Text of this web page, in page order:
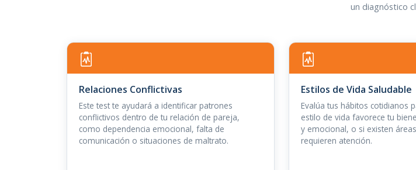
un diagnóstico
Relaciones Conflictivas
Este test te ayudará a identificar patrones
conflictivos dentro de tu relación de pareja,
como dependencia emocional, falta de
comunicación o situaciones de maltrato.
Estilos de Vida Saludable
Evalúa tus hábitos cotidianos
estilo de vida favorece tu
y emocional, o si existen
requieren atención.